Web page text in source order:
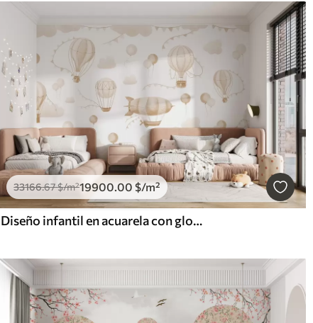
33166.67$/m²19900.00 $/m²
Diseño infantil en acuarela con globos